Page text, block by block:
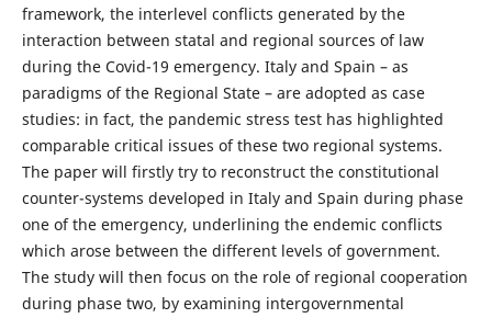
framework, the interlevel conflicts generated by the
interaction between statal and regional sources of law
during the Covid-19 emergency. Italy and Spain – as
paradigms of the Regional State – are adopted as case
studies: in fact, the pandemic stress test has highlighted
comparable critical issues of these two regional systems.
The paper will firstly try to reconstruct the constitutional
counter-systems developed in Italy and Spain during phase
one of the emergency, underlining the endemic conflicts
which arose between the different levels of government.
The study will then focus on the role of regional cooperation
during phase two, by examining intergovernmental